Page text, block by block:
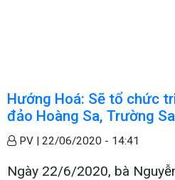
Hướng Hoá: Sẽ tổ chức
đảo Hoàng Sa, Trường Sa
PV | 22/06/2020 - 14:41
Ngày 22/6/2020, bà